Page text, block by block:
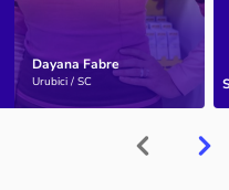
Dayana Fabre
Urubici / SC